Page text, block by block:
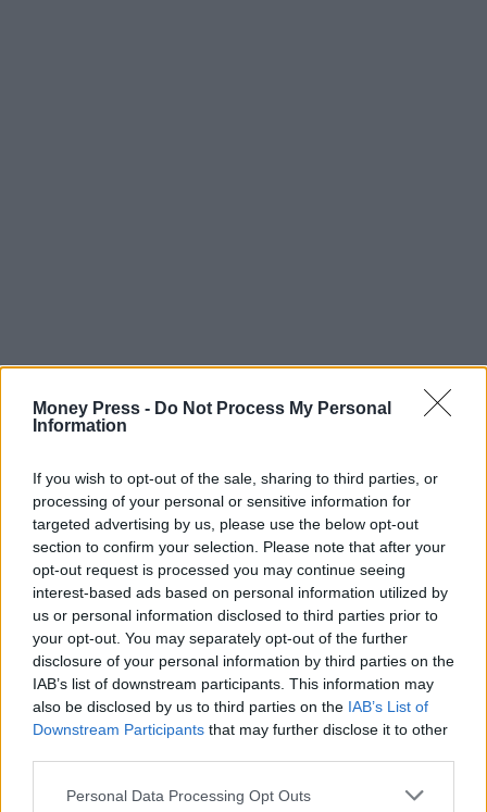
Money Press - Do Not Process My Personal
Information
If you wish to opt-out of the sale, sharing to third parties, or
processing of your personal or sensitive information for
targeted advertising by us, please use the below opt-out
section to confirm your selection. Please note that after your
opt-out request is processed you may continue seeing
interest-based ads based on personal information utilized by
us or personal information disclosed to third parties prior to
your opt-out. You may separately opt-out of the further
disclosure of your personal information by third parties on the
IAB’s list of downstream participants. This information may
also be disclosed by us to third parties on the IAB’s List of
Downstream Participants that may further disclose it to other
Personal Data Processing Opt Outs